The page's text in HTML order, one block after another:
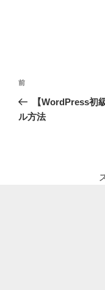
投
ナ
前
の
投
前
【WordPress初
ル方法